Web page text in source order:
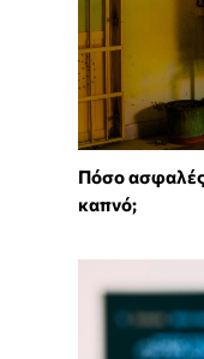
Πόσο ασφαλές
καπνό;